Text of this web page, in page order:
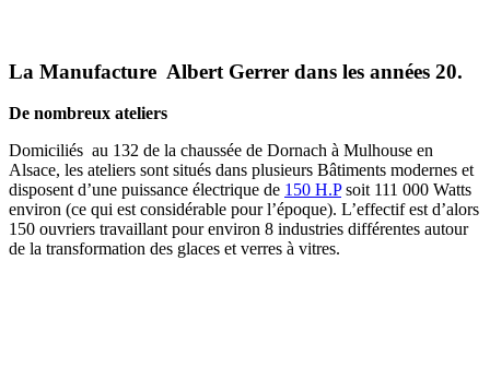
La Manufacture Albert Gerrer dans les années 20.
De nombreux ateliers
Domiciliés au 132 de la chaussée de Dornach à Mulhouse en
Alsace, les ateliers sont situés dans plusieurs Bâtiments modernes et
disposent d’une puissance électrique de 150 H.Psoit 111 000 Watts
environ (ce qui est considérable pour l’époque). L’effectif est d’alors
150 ouvriers travaillant pour environ 8 industries différentes autour
de la transformation des glaces et verres à vitres.